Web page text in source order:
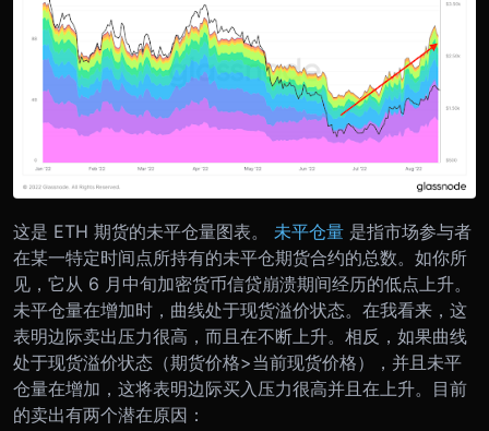
这是 ETH 期货的未平仓量图表。 未平仓量 是指市场参与者
在某一特定时间点所持有的未平仓期货合约的总数。如你所
见，它从 6 月中旬加密货币信贷崩溃期间经历的低点上升。
未平仓量在增加时，曲线处于现货溢价状态。在我看来，这
表明边际卖出压力很高，而且在不断上升。相反，如果曲线
处于现货溢价状态（期货价格>当前现货价格），并且未平
仓量在增加，这将表明边际买入压力很高并且在上升。 目前
的卖出有两个潜在原因：